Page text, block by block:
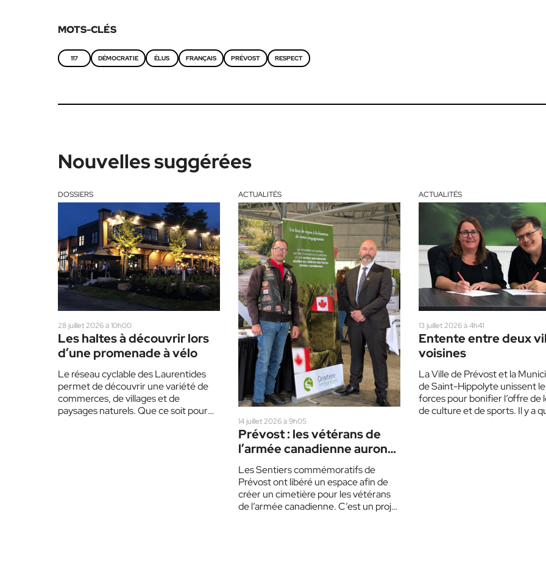
MOTS-CLÉS
117 DÉMOCRATIE ÉLUS FRANÇAIS PRÉVOST RESPECT
Nouvelles suggérées
DOSSIERS
28 juillet 2026 à 10h00
Les haltes à découvrir lors
d’une promenade à vélo
Le réseau cyclable des Laurentides
permet de découvrir une variété de
commerces, de villages et de
paysages naturels. Que ce soit pour
ACTUALITÉS
14 juillet 2026 à 9h05
Prévost : les vétérans de
l’armée canadienne auront
leur cimetière
Les Sentiers commémoratifs de
Prévost ont libéré un espace afin de
créer un cimetière pour les vétérans
de l’armée canadienne. C’est un projet
ACTUALITÉS
13 juillet 2026 à 4h41
Entente entre deux
voisines
La Ville de Prévost et la
de Saint-Hippolyte unissent
forces pour bonifier l’offre de
de culture et de sports. Il y a